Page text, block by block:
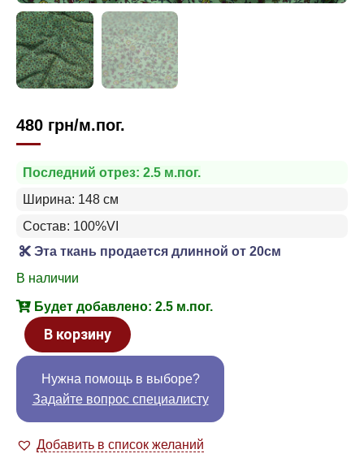
480 грн/м.пог.
Последний отрез: 2.5 м.пог.
Ширина: 148 см
Состав: 100%VI
Эта ткань продается длинной от 20см
В наличии
Будет добавлено: 2.5 м.пог.
В корзину
Нужна помощь в выборе?
Задайте вопрос специалисту
Добавить в список желаний